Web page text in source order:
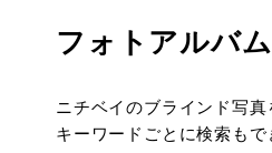
フォトアルバム
ニチベイのブラインド写真
キーワードごとに検索も